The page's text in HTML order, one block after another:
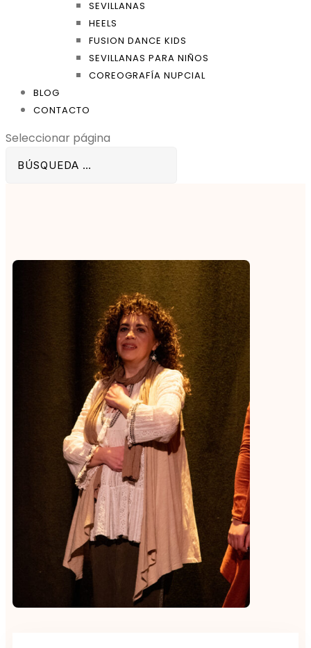
SEVILLANAS
HEELS
FUSION DANCE KIDS
SEVILLANAS PARA NIÑOS
COREOGRAFÍA NUPCIAL
BLOG
CONTACTO
Seleccionar página